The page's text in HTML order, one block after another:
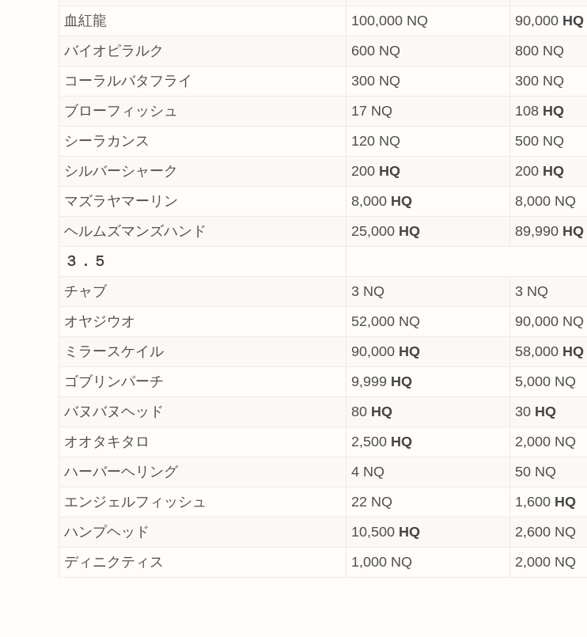
血紅龍
100,000 NQ 90,000 HQ
バイオピラルク
600 NQ
800 NQ
コーラルバタフライ
300 NQ
300 NQ
ブローフィッシュ
17 NQ 108 HQ
シーラカンス
120 NQ
500 NQ
シルバーシャーク
200 HQ 200 HQ
マズラヤマーリン
8,000 HQ
8,000 NQ
ヘルムズマンズハンド
25,000 HQ 89,990 HQ
３．５
チャブ
3 NQ
3 NQ
オヤジウオ
52,000 NQ
90,000 NQ
ミラースケイル
90,000 HQ 58,000 HQ
ゴブリンパーチ
9,999 HQ
5,000 NQ
バヌバヌヘッド
80 HQ 30 HQ
オオタキタロ
2,500 HQ
2,000 NQ
ハーバーヘリング
4 NQ
50 NQ
エンジェルフィッシュ
22 NQ 1,600 HQ
ハンプヘッド
10,500 HQ
2,600 NQ
ディニクティス
1,000 NQ 2,000 NQ